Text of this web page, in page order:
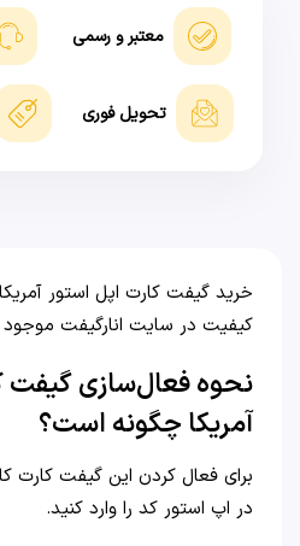
معتبر و رسمی
تحویل فوری
کیفیت در سایت انارگیفت
آمریکا چگونه است؟
در اپ استور کد را وارد کنید.